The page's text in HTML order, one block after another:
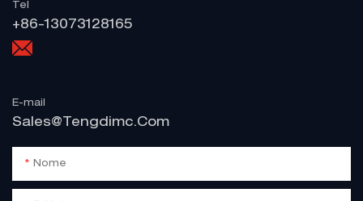
Tel
+86-13073128165
E-mail
Sales@tengdimc.com
Nome